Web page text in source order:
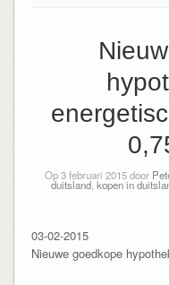
Op 3 februari 2015 door
duitsland kopen in
03-02-2015
Nieuwe goedkope